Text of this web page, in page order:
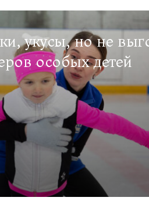
укусы, но не
особых детей